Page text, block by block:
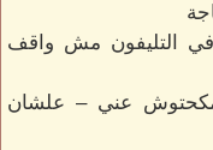
التليفون مش واقف
عني – علشان